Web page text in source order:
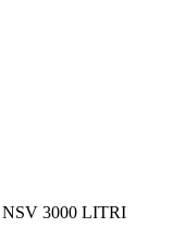
NSV 3000 LITRI